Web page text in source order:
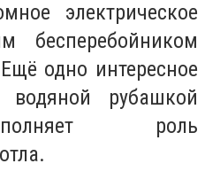
электрическое
бесперебойником
одно интересное
рубашкой
роль